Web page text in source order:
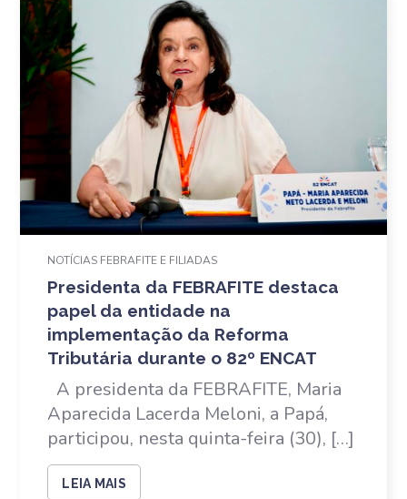
NOTÍCIAS FEBRAFITE E FILIADAS
Presidenta da FEBRAFITE destaca
papel da entidade na
implementação da Reforma
Tributária durante o 82º ENCAT
A presidenta da FEBRAFITE, Maria
Aparecida Lacerda Meloni, a Papá,
participou, nesta quinta-feira (30), […]
LEIA MAIS